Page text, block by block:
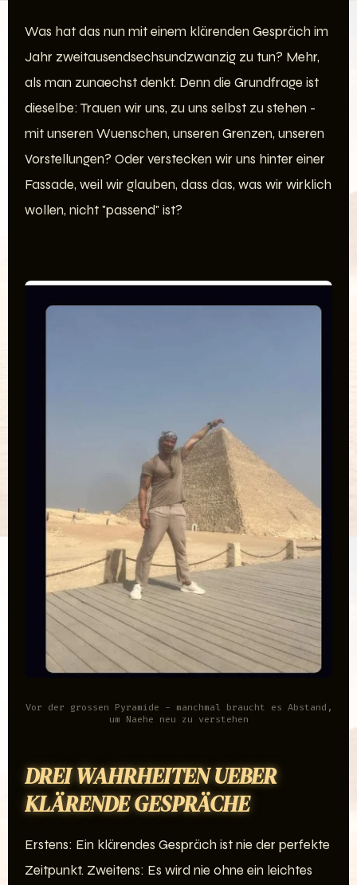
Was hat das nun mit einem klärenden Gespräch im
Jahr zweitausendsechsundzwanzig zu tun? Mehr,
als man zunaechst denkt. Denn die Grundfrage ist
dieselbe: Trauen wir uns, zu uns selbst zu stehen -
mit unseren Wuenschen, unseren Grenzen, unseren
Vorstellungen? Oder verstecken wir uns hinter einer
Fassade, weil wir glauben, dass das, was wir wirklich
wollen, nicht "passend" ist?
Vor der grossen Pyramide - manchmal braucht es Abstand,
um Naehe neu zu verstehen
DREI WAHRHEITEN UEBER
KLÄRENDE GESPRÄCHE
Erstens: Ein klärendes Gespräch ist nie der perfekte
Zeitpunkt. Zweitens: Es wird nie ohne ein leichtes